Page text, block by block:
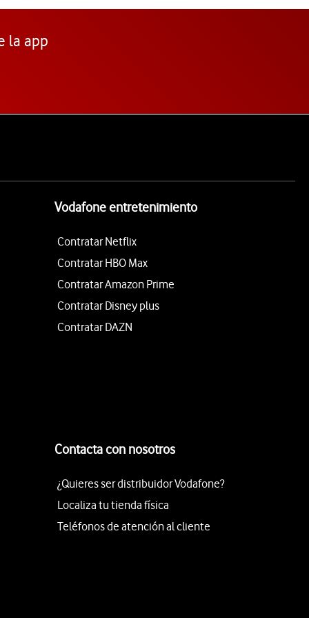
la app
Vodafone entretenimiento
Contratar Netflix
Contratar HBO Max
Contratar Amazon Prime
Contratar Disney plus
Contratar DAZN
Contacta con nosotros
¿Quieres ser distribuidor Vodafone?
Localiza tu tienda física
Teléfonos de atención al cliente